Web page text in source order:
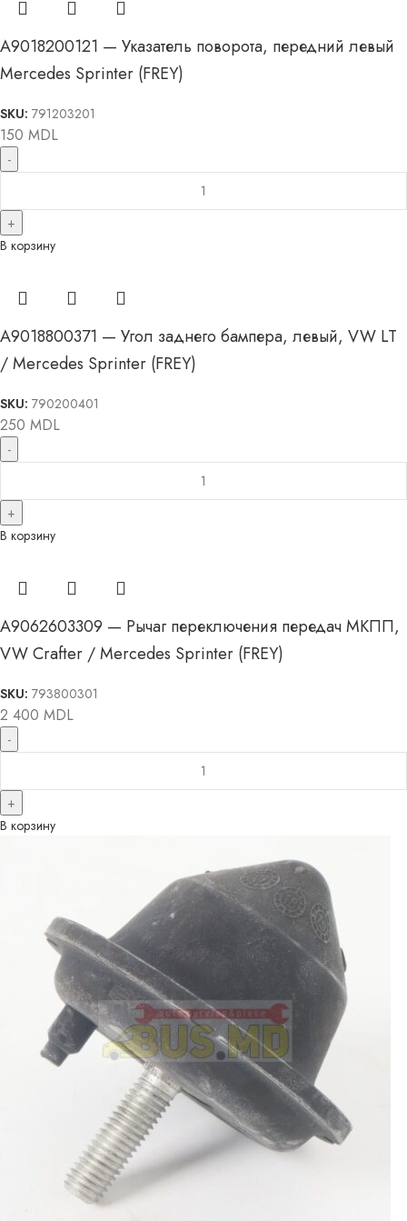
A9018200121 — Указатель поворота, передний левый
Mercedes Sprinter (FREY)
SKU: 791203201
150 MDL
В корзину
A9018800371 — Угол заднего бампера, левый, VW LT
/ Mercedes Sprinter (FREY)
SKU: 790200401
250 MDL
В корзину
A9062603309 — Рычаг переключения передач МКПП,
VW Crafter / Mercedes Sprinter (FREY)
SKU: 793800301
2 400 MDL
В корзину